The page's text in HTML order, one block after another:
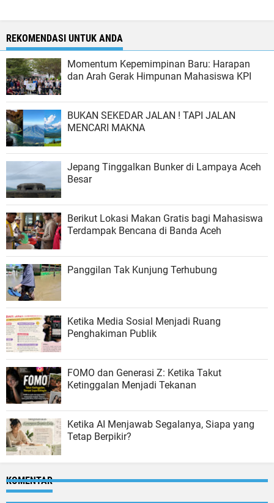
REKOMENDASI UNTUK ANDA
Momentum Kepemimpinan Baru: Harapan
dan Arah Gerak Himpunan Mahasiswa KPI
BUKAN SEKEDAR JALAN ! TAPI JALAN
MENCARI MAKNA
Jepang Tinggalkan Bunker di Lampaya Aceh
Besar
Berikut Lokasi Makan Gratis bagi Mahasiswa
Terdampak Bencana di Banda Aceh
Panggilan Tak Kunjung Terhubung
Ketika Media Sosial Menjadi Ruang
Penghakiman Publik
FOMO dan Generasi Z: Ketika Takut
Ketinggalan Menjadi Tekanan
Ketika AI Menjawab Segalanya, Siapa yang
Tetap Berpikir?
KOMENTAR